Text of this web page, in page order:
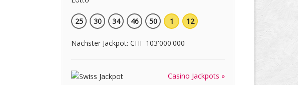
25 30 34 46 50 1 12
Nächster Jackpot: CHF 103'000'000
Casino Jackpots »